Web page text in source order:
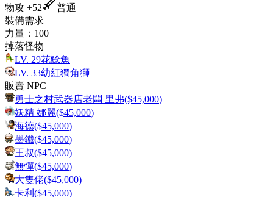
物攻 +52
普通
裝備需求
力量 ： 100
掉落怪物
LV. 29花鯰魚
LV. 33幼紅獨角獅
販賣 NPC
勇士之村武器店老闆 里弗($45,000)
妖精 娜麗($45,000)
海德($45,000)
墨鐵($45,000)
王叔($45,000)
無憚($45,000)
大隻佬($45,000)
卡利 ($45,000)